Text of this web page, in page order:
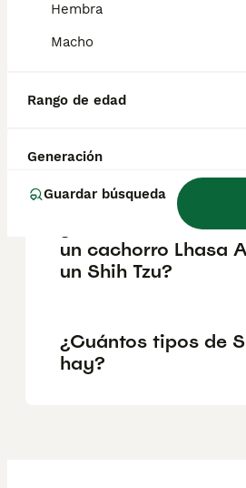
Hembra
Macho
Rango de edad
Generación
Guardar búsqueda
¿Qué tienen de
tener con un perro
¿Cuál es la
un cachorro Lhasa
un Shih Tzu?
¿Cuántos tipos de
hay?